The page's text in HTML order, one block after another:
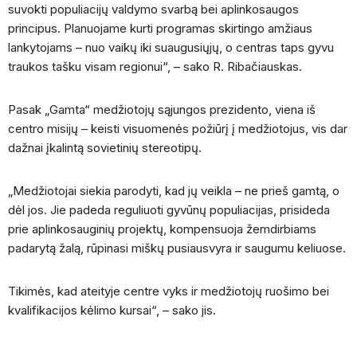
suvokti populiacijų valdymo svarbą bei aplinkosaugos
principus. Planuojame kurti programas skirtingo amžiaus
lankytojams – nuo vaikų iki suaugusiųjų, o centras taps gyvu
traukos tašku visam regionui“, – sako R. Ribačiauskas.
Pasak „Gamta“ medžiotojų sąjungos prezidento, viena iš
centro misijų – keisti visuomenės požiūrį į medžiotojus, vis dar
dažnai įkalintą sovietinių stereotipų.
„Medžiotojai siekia parodyti, kad jų veikla – ne prieš gamtą, o
dėl jos. Jie padeda reguliuoti gyvūnų populiacijas, prisideda
prie aplinkosauginių projektų, kompensuoja žemdirbiams
padarytą žalą, rūpinasi miškų pusiausvyra ir saugumu keliuose.
Tikimės, kad ateityje centre vyks ir medžiotojų ruošimo bei
kvalifikacijos kėlimo kursai“, – sako jis.